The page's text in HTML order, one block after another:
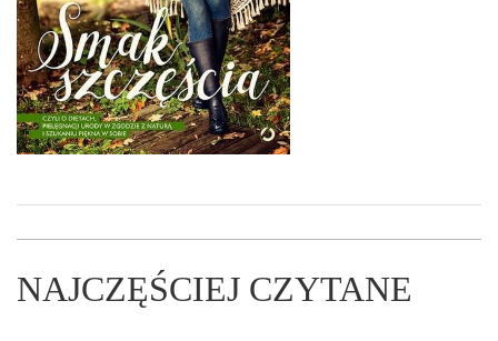
NAJCZĘŚCIEJ CZYTANE